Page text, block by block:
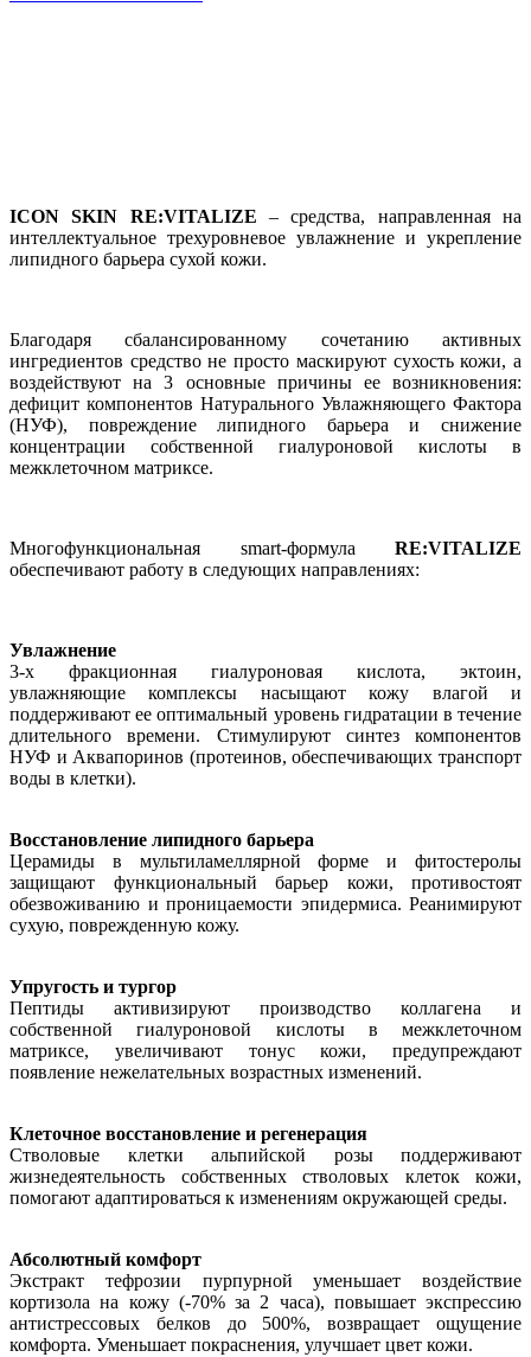
ICON SKIN RE:VITALIZE – средства, направленная на
интеллектуальное трехуровневое увлажнение и укрепление
липидного барьера сухой кожи.
Благодаря сбалансированному сочетанию активных
ингредиентов средство не просто маскируют сухость кожи, а
воздействуют на 3 основные причины ее возникновения:
дефицит компонентов Натурального Увлажняющего Фактора
(НУФ), повреждение липидного барьера и снижение
концентрации собственной гиалуроновой кислоты в
межклеточном матриксе.
Многофункциональная smart-формула RE:VITALIZE
обеспечивают работу в следующих направлениях:
Увлажнение
3-х фракционная гиалуроновая кислота, эктоин,
увлажняющие комплексы насыщают кожу влагой и
поддерживают ее оптимальный уровень гидратации в течение
длительного времени. Стимулируют синтез компонентов
НУФ и Аквапоринов (протеинов, обеспечивающих транспорт
воды в клетки).
Восстановление липидного барьера
Церамиды в мультиламеллярной форме и фитостеролы
защищают функциональный барьер кожи, противостоят
обезвоживанию и проницаемости эпидермиса. Реанимируют
сухую, поврежденную кожу.
Упругость и тургор
Пептиды активизируют производство коллагена и
собственной гиалуроновой кислоты в межклеточном
матриксе, увеличивают тонус кожи, предупреждают
появление нежелательных возрастных изменений.
Клеточное восстановление и регенерация
Стволовые клетки альпийской розы поддерживают
жизнедеятельность собственных стволовых клеток кожи,
помогают адаптироваться к изменениям окружающей среды.
Абсолютный комфорт
Экстракт тефрозии пурпурной уменьшает воздействие
кортизола на кожу (-70% за 2 часа), повышает экспрессию
антистрессовых белков до 500%, возвращает ощущение
комфорта. Уменьшает покраснения, улучшает цвет кожи.